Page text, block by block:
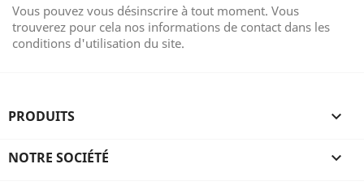
Vous pouvez vous désinscrire à tout moment. Vous
trouverez pour cela nos informations de contact dans les
conditions d'utilisation du site.
PRODUITS 
NOTRE SOCIÉTÉ 